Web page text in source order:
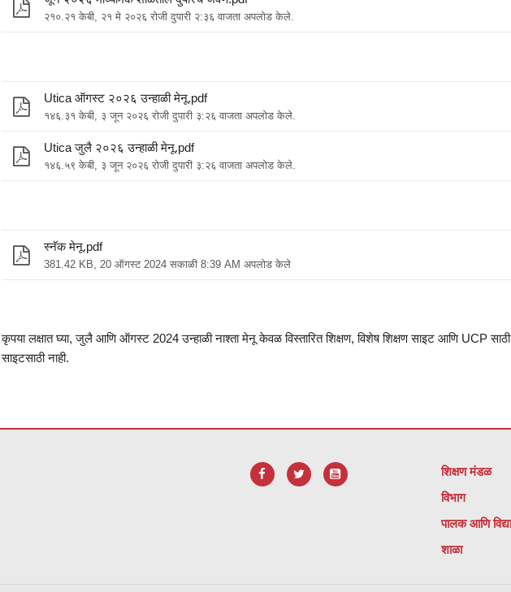
२१०.२१ केबी, २१ मे २०२६ रोजी दुपारी २:३६ वाजता अपलोड केले.
Utica ऑगस्ट २०२६ उन्हाळी मेनू.pdf
१४६.३१ केबी, ३ जून २०२६ रोजी दुपारी ३:२६ वाजता अपलोड केले.
Utica जुलै २०२६ उन्हाळी मेनू.pdf
१४६.५९ केबी, ३ जून २०२६ रोजी दुपारी ३:२६ वाजता अपलोड केले.
स्नॅक मेनू.pdf
381.42 KB, 20 ऑगस्ट 2024 सकाळी 8:39 AM अपलोड केले
कृपया लक्षात घ्या, जुलै आणि ऑगस्ट 2024 उन्हाळी नाश्ता मेनू केवळ विस्तारित शिक्षण, विशेष शिक्षण साइट आणि UCP
साइटसाठी नाही.
शिक्षण मंडळ
विभाग
पालक आणि
शाळा